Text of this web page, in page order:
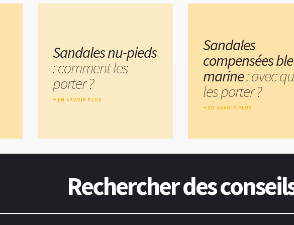
Sandales nu-pieds
: comment les
porter ?
EN SAVOIR PLUS
Sandales
compensées
marine: avec
les porter ?
EN SAVOIR PLUS
Rechercher des